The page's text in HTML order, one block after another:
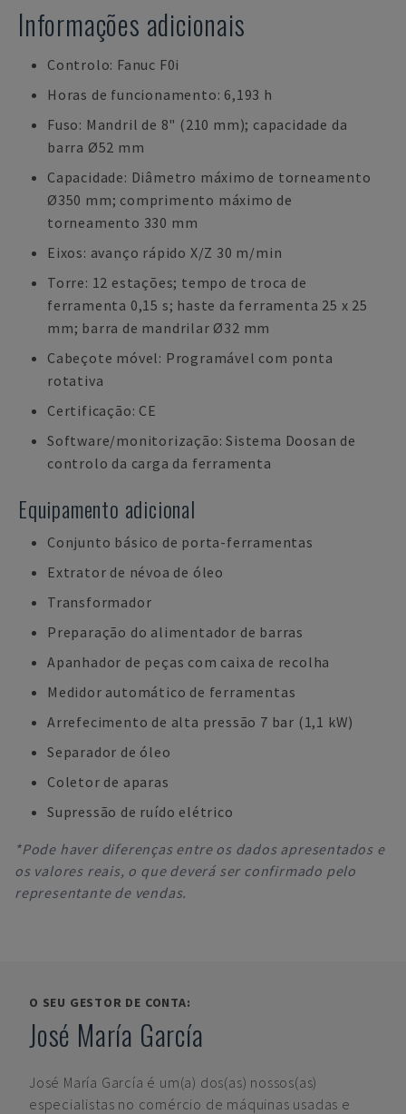
Informações adicionais
Controlo: Fanuc F0i
Horas de funcionamento: 6,193 h
Fuso: Mandril de 8" (210 mm); capacidade da
barra Ø52 mm
Capacidade: Diâmetro máximo de torneamento
Ø350 mm; comprimento máximo de
torneamento 330 mm
Eixos: avanço rápido X/Z 30 m/min
Torre: 12 estações; tempo de troca de
ferramenta 0,15 s; haste da ferramenta 25 x 25
mm; barra de mandrilar Ø32 mm
Cabeçote móvel: Programável com ponta
rotativa
Certificação: CE
Software/monitorização: Sistema Doosan de
controlo da carga da ferramenta
Equipamento adicional
Conjunto básico de porta-ferramentas
Extrator de névoa de óleo
Transformador
Preparação do alimentador de barras
Apanhador de peças com caixa de recolha
Medidor automático de ferramentas
Arrefecimento de alta pressão 7 bar (1,1 kW)
Separador de óleo
Coletor de aparas
Supressão de ruído elétrico
*Pode haver diferenças entre os dados apresentados e
os valores reais, o que deverá ser confirmado pelo
representante de vendas.
O SEU GESTOR DE CONTA:
José María García
José María García é um(a) dos(as) nossos(as)
especialistas no comércio de máquinas usadas e